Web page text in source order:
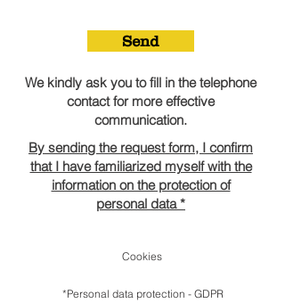
Send
We kindly ask you to fill in the telephone
contactfor more effective
communication.
By sending the request form, I confirm
that I have familiarized myself with the
information on the protection of
personal data *
Cookies
*Personal data protection - GDPR